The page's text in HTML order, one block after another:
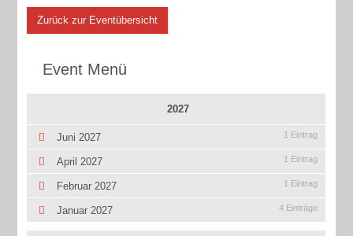
Zurück zur Eventübersicht
Event Menü
2027
Juni 2027 1 Eintrag
April 2027 1 Eintrag
Februar 2027 1 Eintrag
Januar 2027 4 Einträge